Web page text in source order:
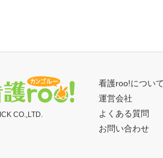
CO.,LTD.
看護roo!について
運営会社
よくある質問
お問い合わせ